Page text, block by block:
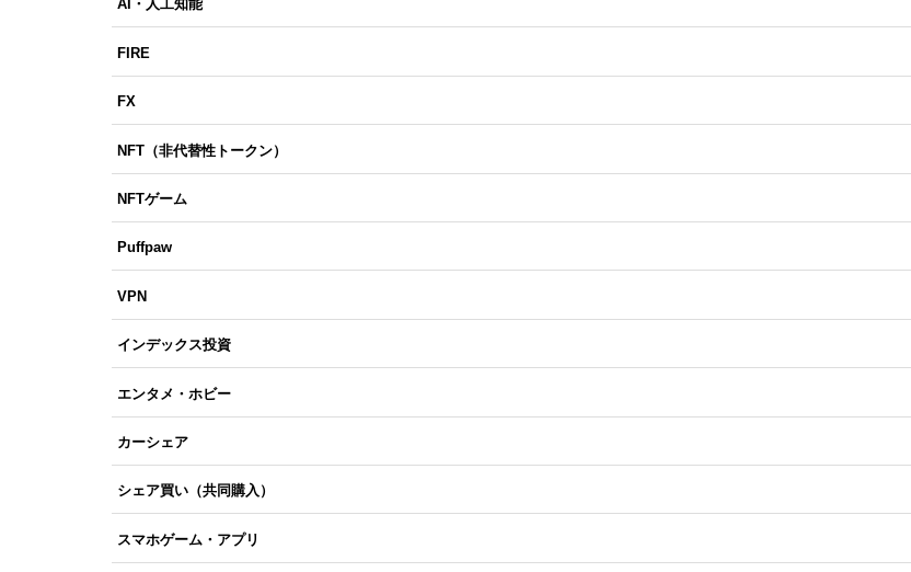
AI・人工知能
FIRE
FX
NFT（非代替性トークン）
NFTゲーム
Puffpaw
VPN
インデックス投資
エンタメ・ホビー
カーシェア
シェア買い（共同購入）
スマホゲーム・アプリ